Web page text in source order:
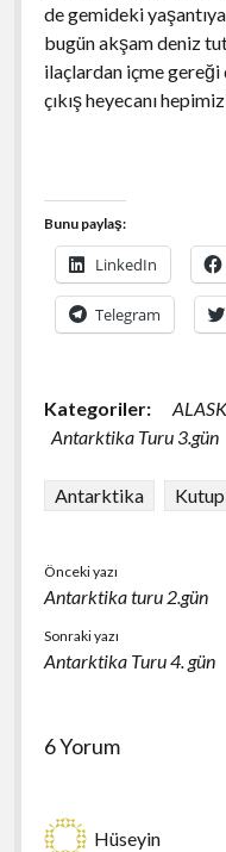
de gemideki
bugün akşam deniz
ilaçlardan içme
çıkış heyecanı
Bunu paylaş:
LinkedIn
Telegram
Kategoriler:
Antarktika Turu 3.gün
Antarktika
Önceki yazı
Antarktika turu 2.gün
Sonraki yazı
Antarktika Turu 4. gün
6 Yorum
Hüseyin